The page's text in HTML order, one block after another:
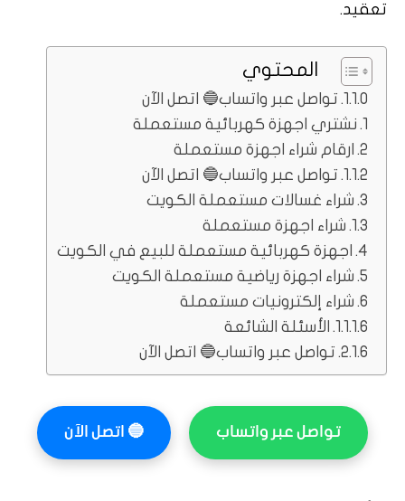
تعقيد.
المحتوي
تواصل عبر واتساب🔵 اتصل الآن
نشتري اجهزة كهربائية مستعملة
ارقام شراء اجهزة مستعملة
تواصل عبر واتساب🔵 اتصل الآن
شراء غسالات مستعملة الكويت
شراء اجهزة مستعملة
اجهزة كهربائية مستعملة للبيع في الكويت
شراء اجهزة رياضية مستعملة الكويت
شراء إلكترونيات مستعملة
الأسئلة الشائعة
تواصل عبر واتساب🔵 اتصل الآن
تواصل عبر واتساب 🔵 اتصل الآن